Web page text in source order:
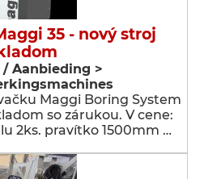
35 - nový stroj
Aanbieding >
Maggi Boring System
so zárukou. V cene:
2ks. pravítko 1500mm …